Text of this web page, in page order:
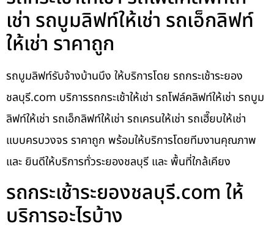
เช่า รถบูมลิฟท์ให้เช่า รถเอ็กลิฟท์
ให้เช่า ราคาถูก
รถบูมลิฟท์รับจ้างบ้านบึง ให้บริการโดย รถกระเช้าระยอง
ชลบุรี.com บริการรถกระเช้าให้เช่า รถโฟล์คลิฟท์ให้เช่า รถบูม
ลิฟท์ให้เช่า รถเอ็กลิฟท์ให้เช่า รถเครนให้เช่า รถเฮี๊ยบให้เช่า
แบบครบวงจร ราคาถูก พร้อมให้บริการโดยทีมงานคุณภาพ
และ ยินดีให้บริการทั่วระยองชลบุรี และ พื้นที่ใกล้เคียง
รถกระเช้าระยองชลบุรี.com ให้
บริการอะไรบ้าง